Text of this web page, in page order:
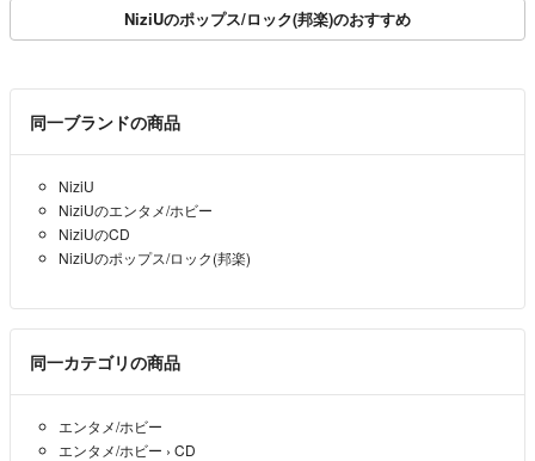
NiziUのポップス/ロック(邦楽)のおすすめ
同一ブランドの商品
NiziU
NiziUのエンタメ/ホビー
NiziUのCD
NiziUのポップス/ロック(邦楽)
同一カテゴリの商品
エンタメ/ホビー
エンタメ/ホビー › CD